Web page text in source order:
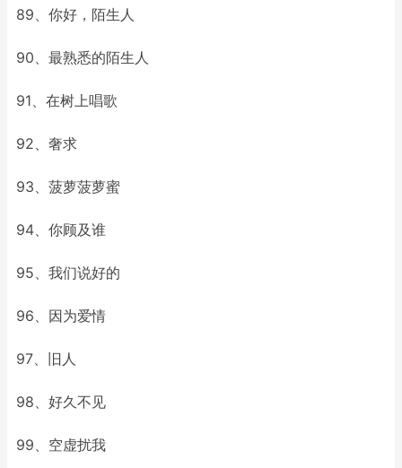
89、你好，陌生人
90、最熟悉的陌生人
91、在树上唱歌
92、奢求
93、菠萝菠萝蜜
94、你顾及谁
95、我们说好的
96、因为爱情
97、旧人
98、好久不见
99、空虚扰我